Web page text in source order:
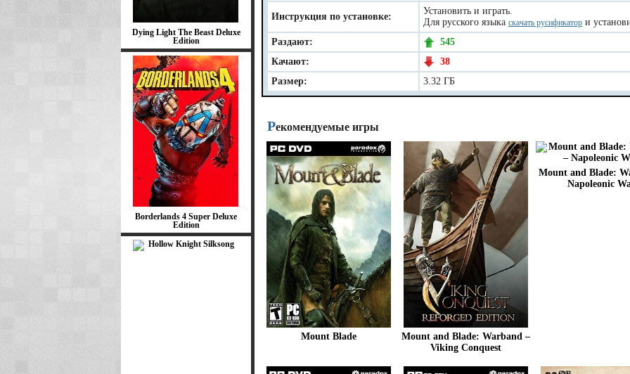
Dying Light The Beast Deluxe
Edition
Borderlands 4 Super Deluxe
Edition
Инструкция по установке:
Установить и играть.
Для русского языка скачать русификатор и
Раздают:
545
Качают:
38
Размер:
3.32 ГБ
Рекомендуемые игры
Mount Blade
Mount and Blade: Warband –
Viking Conquest
Mount and Blade:
Napoleonic